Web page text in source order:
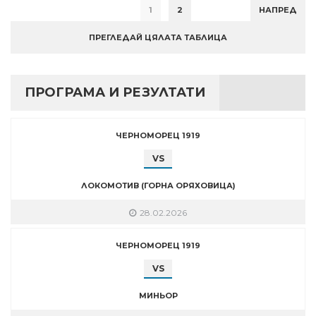
1 2 НАПРЕД
ПРЕГЛЕДАЙ ЦЯЛАТА ТАБЛИЦА
ПРОГРАМА И РЕЗУЛТАТИ
ЧЕРНОМОРЕЦ 1919
VS
ЛОКОМОТИВ (ГОРНА ОРЯХОВИЦА)
28.02.2026
ЧЕРНОМОРЕЦ 1919
VS
МИНЬОР